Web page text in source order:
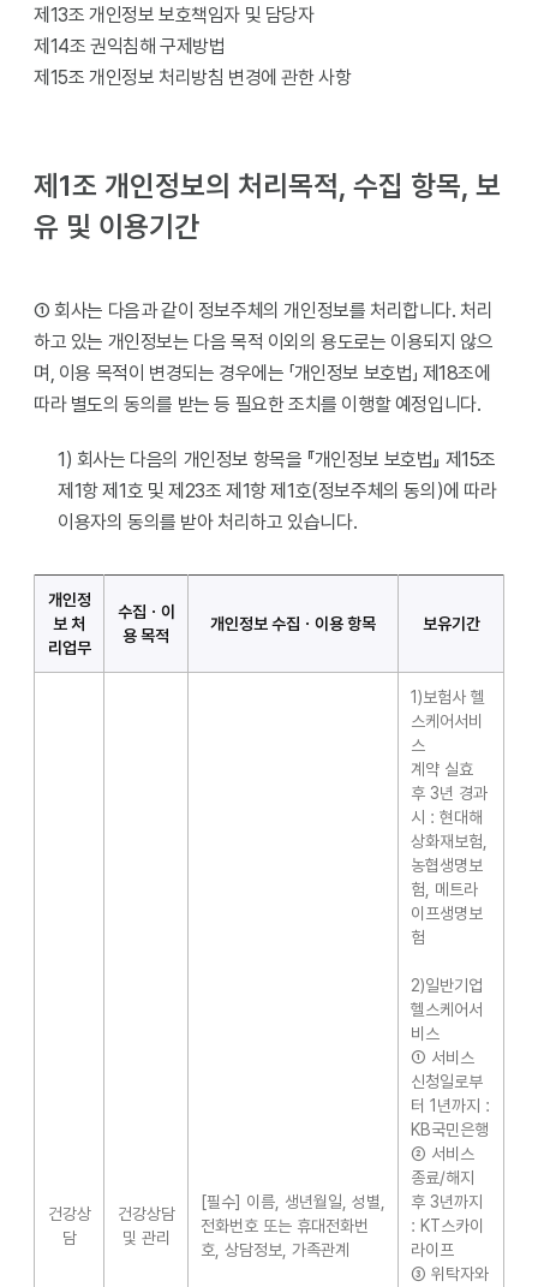
제13조 개인정보 보호책임자 및 담당자
제14조 권익침해 구제방법
제15조 개인정보 처리방침 변경에 관한 사항
제1조 개인정보의 처리목적, 수집 항목, 보
유 및 이용기간
① 회사는 다음과 같이 정보주체의 개인정보를 처리합니다. 처리
하고 있는 개인정보는 다음 목적 이외의 용도로는 이용되지 않으
며, 이용 목적이 변경되는 경우에는 「개인정보 보호법」 제18조에
따라 별도의 동의를 받는 등 필요한 조치를 이행할 예정입니다.
1) 회사는 다음의 개인정보 항목을 『개인정보 보호법』 제15조
제1항 제1호 및 제23조 제1항 제1호(정보주체의 동의)에 따라
이용자의 동의를 받아 처리하고 있습니다.
개인정
보 처
리업무
수집ㆍ이
용 목적
개인정보 수집ㆍ이용 항목 보유기간
건강상
담
건강상담
및 관리
[필수] 이름, 생년월일, 성별,
전화번호 또는 휴대전화번
호, 상담정보, 가족관계
1)보험사 헬
스케어서비
스
계약 실효
후 3년 경과
시 : 현대해
상화재보험,
농협생명보
험, 메트라
이프생명보
험
2)일반기업
헬스케어서
비스
① 서비스
신청일로부
터 1년까지 :
KB국민은행
② 서비스
종료/해지
후 3년까지
: KT스카이
라이프
③ 위탁자와